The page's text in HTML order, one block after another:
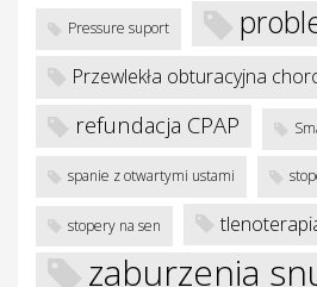
Pressure suport
Przewlekła obturacyjna
refundacja CPAP
spanie z otwartymi ustami
stopery na sen
zaburzenia